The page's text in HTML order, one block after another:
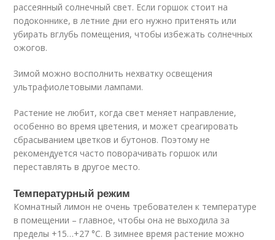
рассеянный солнечный свет. Если горшок стоит на
подоконнике, в летние дни его нужно притенять или
убирать вглубь помещения, чтобы избежать солнечных
ожогов.
Зимой можно восполнить нехватку освещения
ультрафиолетовыми лампами.
Растение не любит, когда свет меняет направление,
особенно во время цветения, и может среагировать
сбрасыванием цветков и бутонов. Поэтому не
рекомендуется часто поворачивать горшок или
переставлять в другое место.
Температурный режим
Комнатный лимон не очень требователен к температуре
в помещении – главное, чтобы она не выходила за
пределы +15…+27 °С. В зимнее время растение можно